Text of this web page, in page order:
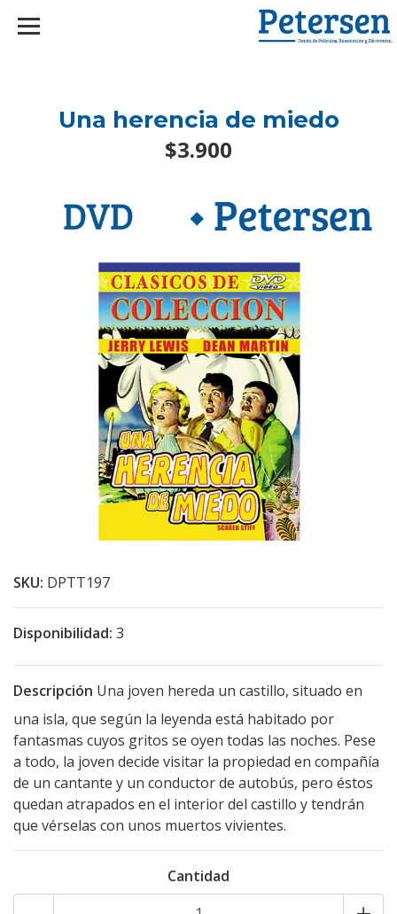
Una herencia de miedo
$3.900
SKU: DPTT197
Disponibilidad: 3
Descripción Una joven hereda un castillo, situado en
una isla, que según la leyenda está habitado por
fantasmas cuyos gritos se oyen todas las noches. Pese
a todo, la joven decide visitar la propiedad en compañía
de un cantante y un conductor de autobús, pero éstos
quedan atrapados en el interior del castillo y tendrán
que vérselas con unos muertos vivientes.
Cantidad